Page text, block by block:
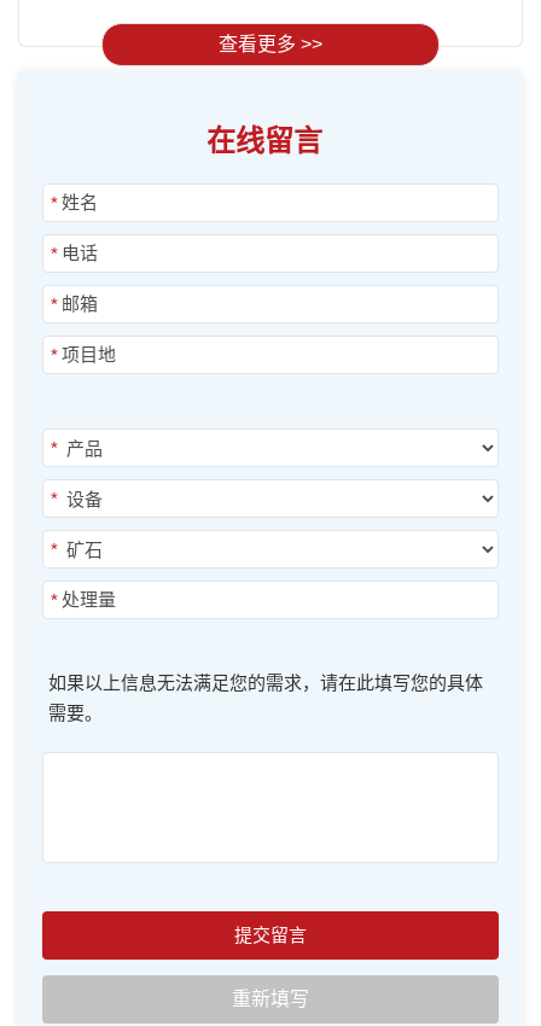
查看更多 >>
在线留言
*
*
*
*
*
*
*
*
如果以上信息无法满足您的需求，请在此填写您的具体
需要。